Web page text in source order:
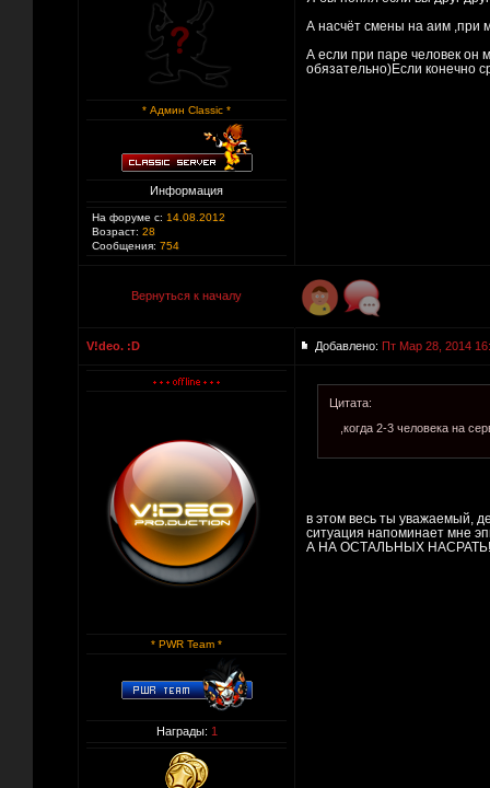
* Админ Classic *
Информация
На форуме с: 14.08.2012
Возраст: 28
Сообщения: 754
А насчёт смены на аим ,при
А если при паре человек он
обязательно)Если конечно
Вернуться к началу
V!deo. :D Добавлено: Пт Мар 28, 2014
* PWR Team *
Награды: 1
Цитата:
,когда 2-3 человека на
в этом весь ты уважаемый,
ситуация напоминает
А НА ОСТАЛЬНЫХ НАСРАТЬ!